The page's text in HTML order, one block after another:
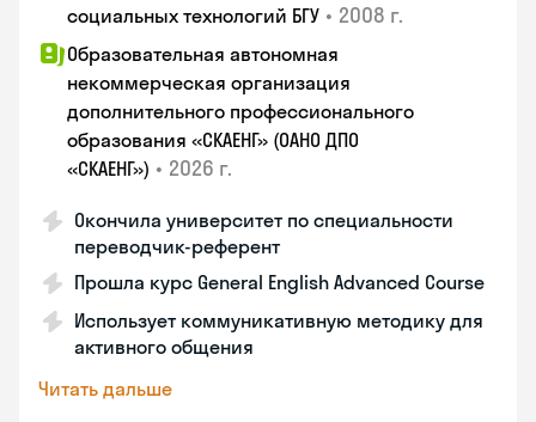
социальных технологий БГУ • 2008 г.
Образовательная автономная
некоммерческая организация
дополнительного профессионального
образования «СКАЕНГ» (ОАНО ДПО
«СКАЕНГ») • 2026 г.
Окончила университет по специальности
переводчик-референт
Прошла курс General English Advanced Course
Использует коммуникативную методику для
активного общения
Читать дальше